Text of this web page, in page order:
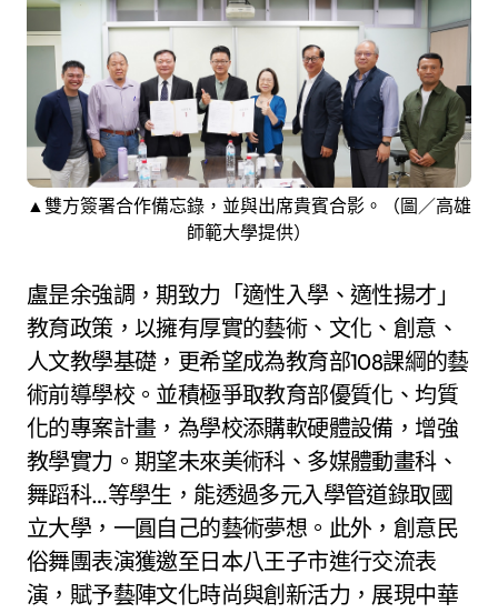
▲雙方簽署合作備忘錄，並與出席貴賓合影。（圖／高雄
師範大學提供）
盧昰余強調，期致力「適性入學、適性揚才」
教育政策，以擁有厚實的藝術、文化、創意、
人文教學基礎，更希望成為教育部108課綱的藝
術前導學校。並積極爭取教育部優質化、均質
化的專案計畫，為學校添購軟硬體設備，增強
教學實力。期望未來美術科、多媒體動畫科、
舞蹈科…等學生，能透過多元入學管道錄取國
立大學，一圓自己的藝術夢想。此外，創意民
俗舞團表演獲邀至日本八王子市進行交流表
演，賦予藝陣文化時尚與創新活力，展現中華